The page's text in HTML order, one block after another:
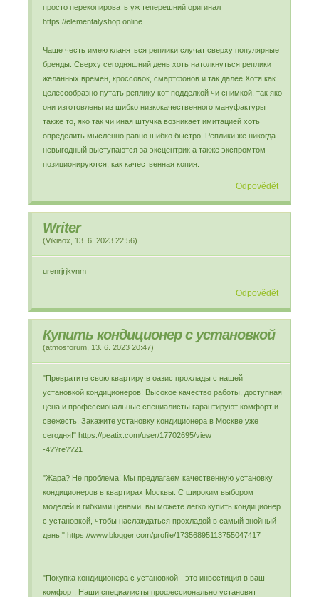
просто перекопировать уж теперешний оригинал
https://elementalyshop.online
Чаще честь имею кланяться реплики случат сверху популярные
бренды. Сверху сегодняшний день хоть натолкнуться реплики
желанных времен, кроссовок, смартфонов и так далее Хотя как
целесообразно путать реплику кот подделкой чи снимкой, так яко
они изготовлены из шибко низкокачественного мануфактуры
также то, яко так чи иная штучка возникает имитацией хоть
определить мысленно равно шибко быстро. Реплики же никогда
невыгодный выступаются за эксцентрик а также экспромтом
позиционируются, как качественная копия.
Odpovědět
Writer
(Vikiaox 13. 6. 2023 22:56)
urenrjrjkvnm
Odpovědět
Купить кондиционер с установкой
(atmosforum 13. 6. 2023 20:47)
"Превратите свою квартиру в оазис прохлады с нашей
установкой кондиционеров! Высокое качество работы, доступная
цена и профессиональные специалисты гарантируют комфорт и
свежесть. Закажите установку кондиционера в Москве уже
сегодня!" https://peatix.com/user/17702695/view
-4??ге??21
"Жара? Не проблема! Мы предлагаем качественную установку
кондиционеров в квартирах Москвы. С широким выбором
моделей и гибкими ценами, вы можете легко купить кондиционер
с установкой, чтобы наслаждаться прохладой в самый знойный
день!" https://www.blogger.com/profile/17356895113755047417
"Покупка кондиционера с установкой - это инвестиция в ваш
комфорт. Наши специалисты профессионально установят